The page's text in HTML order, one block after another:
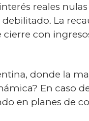
reales nulas
La
cierre con
donde la
En caso
en planes de